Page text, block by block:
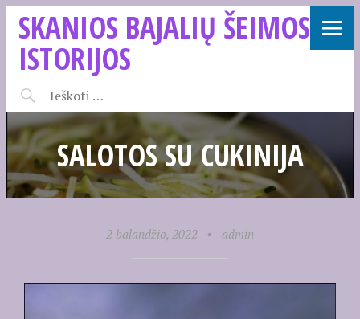
SKANIOS BAJALIŲ ŠEIMOS
ISTORIJOS
SALOTOS SU CUKINIJA
2 balandžio, 2022 • admin